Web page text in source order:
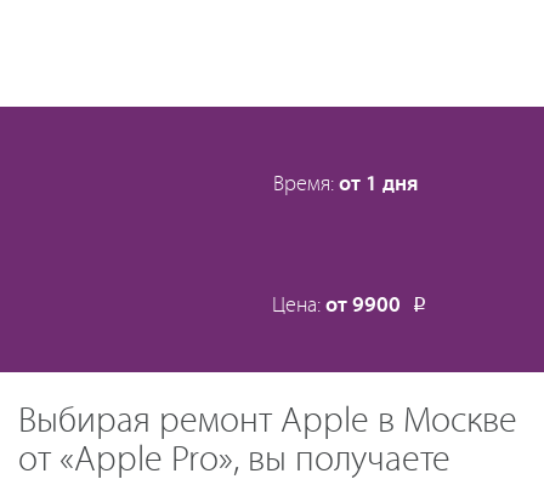
Время: от 1 дня
Цена: от 9900 Р
Выбирая ремонт Apple в Москве
от «Apple Pro», вы получаете